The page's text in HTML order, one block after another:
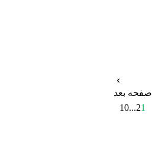
صفحه بعد
1
2
...
10